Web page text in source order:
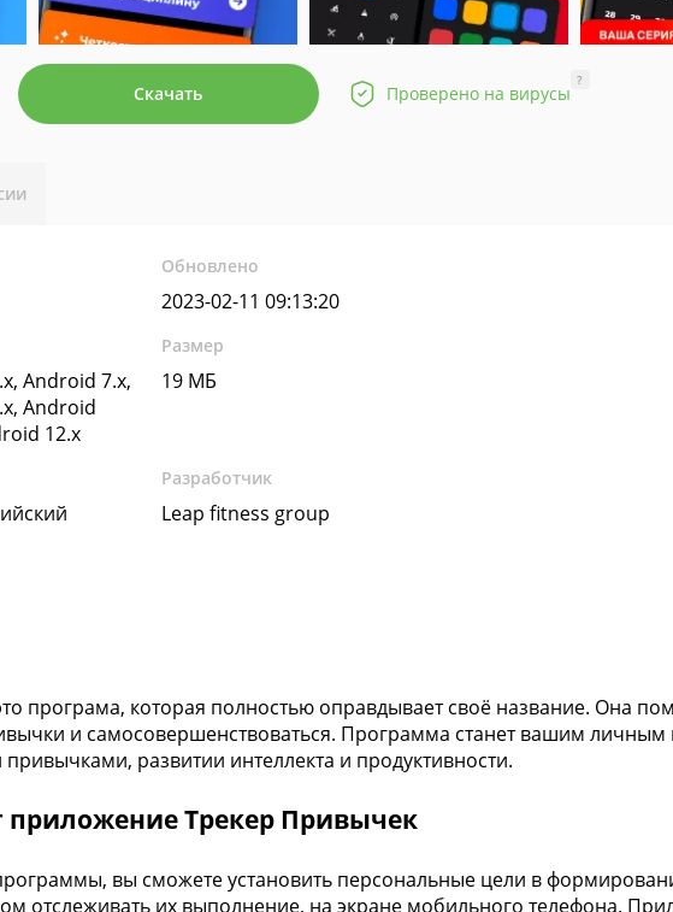
Скачать Проверено на вирусы
?
Обновлено
2023-02-11 09:13:20
Android 7.x,
Android
12.x
Размер
19 МБ
Разработчик
Leap fitness group
програма, которая полностью оправдывает своё название. Она
и самосовершенствоваться. Программа станет вашим личным
развитии интеллекта и продуктивности.
приложение Трекер Привычек
вы сможете установить персональные цели в
отслеживать их выполнение, на экране мобильного телефона.